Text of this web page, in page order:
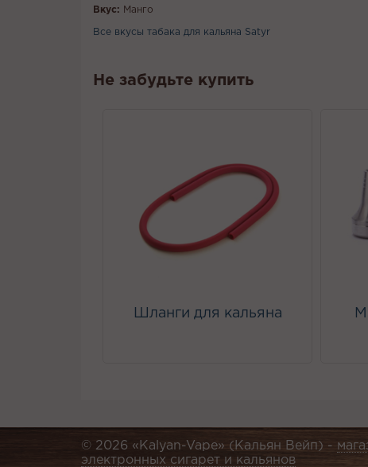
Вкус: Манго
Все вкусы табака для кальяна Satyr
Не забудьте купить
Шланги для кальяна
© 2026 «Kalyan-Vape» (Кальян Вейп) -
электронных сигарет и кальянов